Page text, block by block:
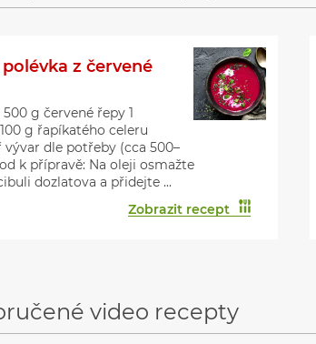
z červené
g červené řepy 1
g řapíkatého celeru
vývar dle potřeby (cca 500–
k přípravě: Na oleji osmažte
dozlatova a přidejte ...
Zobrazit recept
video recepty